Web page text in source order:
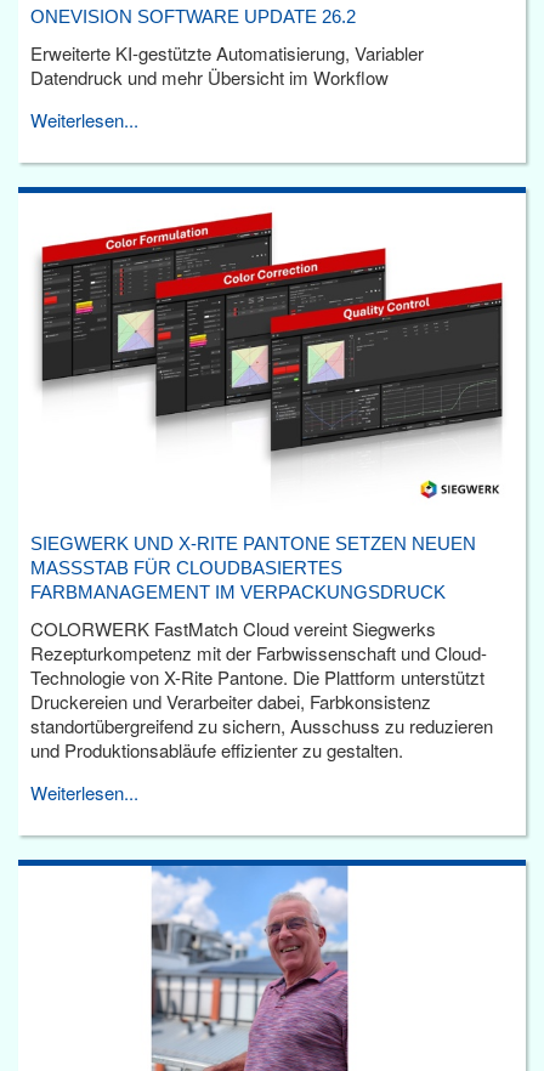
ONEVISION SOFTWARE UPDATE 26.2
Erweiterte KI-gestützte Automatisierung, Variabler
Datendruck und mehr Übersicht im Workflow
Weiterlesen...
SIEGWERK UND X-RITE PANTONE SETZEN NEUEN
MASSSTAB FÜR CLOUDBASIERTES F
ARBMANAGEMENT IM VERPACKUNGSDRUCK
COLORWERK FastMatch Cloud vereint Siegwerks
Rezepturkompetenz mit der Farbwissenschaft und Cloud-
Technologie von X-Rite Pantone. Die Plattform unterstützt
Druckereien und Verarbeiter dabei, Farbkonsistenz
standortübergreifend zu sichern, Ausschuss zu reduzieren
und Produktionsabläufe effizienter zu gestalten.
Weiterlesen...